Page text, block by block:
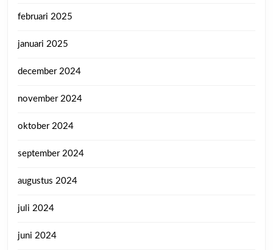
februari 2025
januari 2025
december 2024
november 2024
oktober 2024
september 2024
augustus 2024
juli 2024
juni 2024